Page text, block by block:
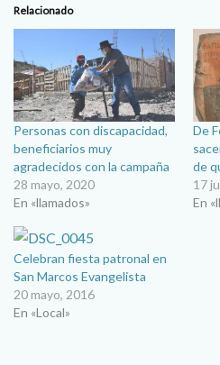
Relacionado
Personas con discapacidad,
beneficiarios muy
agradecidos con la campaña
28 mayo, 2020
En «llamados»
De
de
17
En
Celebran fiesta patronal en
San Marcos Evangelista
20 mayo, 2016
En «Local»